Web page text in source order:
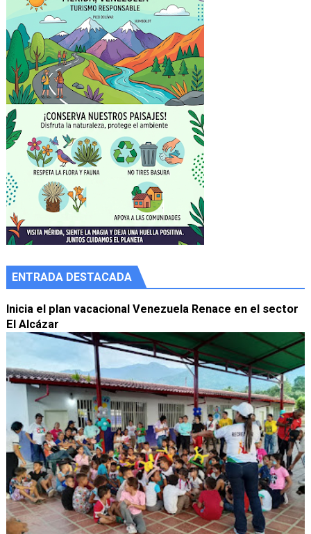
ENTRADA DESTACADA
Inicia el plan vacacional Venezuela Renace en el sector
El Alcázar